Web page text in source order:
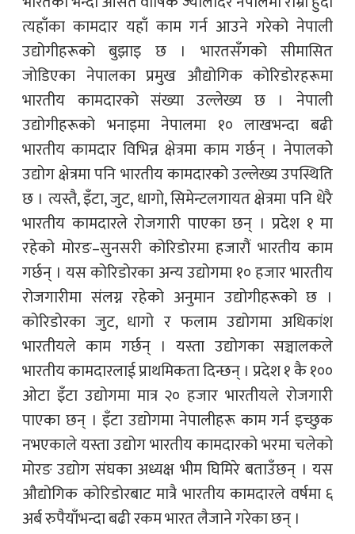
त्यहाँका कामदार यहाँ काम गर्न आउने गरेको नेपाली
उद्योगीहरूको बुझाइ छ । भारतसँगको सीमासित
जोडिएका नेपालका प्रमुख औद्योगिक कोरिडोरहरूमा
भारतीय कामदारको संख्या उल्लेख्य छ । नेपाली
उद्योगीहरूको भनाइमा नेपालमा १० लाखभन्दा बढी
भारतीय कामदार विभिन्न क्षेत्रमा काम गर्छन् । नेपालकोे
उद्योग क्षेत्रमा पनि भारतीय कामदारको उल्लेख्य उपस्थिति
छ । त्यस्तै, इँटा, जुट, धागो, सिमेन्टलगायत क्षेत्रमा पनि धेरै
भारतीय कामदारले रोजगारी पाएका छन् । प्रदेश १ मा
रहेको मोरङ–सुनसरी कोरिडोरमा हजारौं भारतीय काम
गर्छन् । यस कोरिडोरका अन्य उद्योगमा १० हजार भारतीय
रोजगारीमा संलग्न रहेको अनुमान उद्योगीहरूको छ ।
कोरिडोरका जुट, धागो र फलाम उद्योगमा अधिकांश
भारतीयले काम गर्छन् । यस्ता उद्योगका सञ्चालकले
भारतीय कामदारलाई प्राथमिकता दिन्छन् । प्रदेश १ कै १००
ओटा इँटा उद्योगमा मात्र २० हजार भारतीयले रोजगारी
पाएका छन् । इँटा उद्योगमा नेपालीहरू काम गर्न इच्छुक
नभएकाले यस्ता उद्योग भारतीय कामदारको भरमा चलेको
मोरङ उद्योग संघका अध्यक्ष भीम घिमिरे बताउँछन् । यस
औद्योगिक कोरिडोरबाट मात्रै भारतीय कामदारले वर्षमा ६
अर्ब रुपैयाँभन्दा बढी रकम भारत लैजाने गरेका छन् ।